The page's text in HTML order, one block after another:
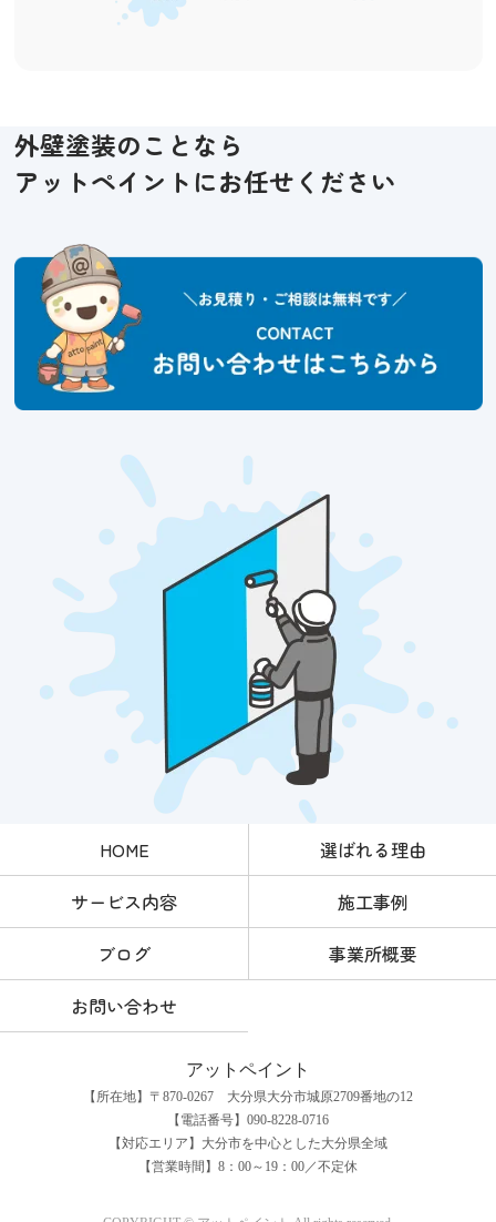
外壁塗装のことなら
アットペイントにお任せください
HOME
選ばれる理由
サービス内容
施工事例
ブログ
事業所概要
お問い合わせ
アットペイント
【所在地】〒870-0267 大分県大分市城原2709番地の12
【電話番号】090-8228-0716
【対応エリア】大分市を中心とした大分県全域
【営業時間】8：00～19：00／不定休